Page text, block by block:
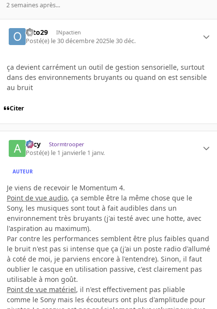
2 semaines après...
otto29 INpactien
Posté(e) le 30 décembre 2025le 30 déc.
ça devient carrément un outil de gestion sensorielle, surtout
dans des environnements bruyants ou quand on est sensible
au bruit
Citer
Arcy Stormtrooper
Posté(e) le 1 janvierle 1 janv.
AUTEUR
Je viens de recevoir le Momentum 4.
Point de vue audio, ça semble être la même chose que le
Sony, les musiques sont tout à fait audibles dans un
environnement très bruyants (j'ai testé avec une hotte, avec
l'aspiration au maximum).
Par contre les performances semblent être plus faibles quand
le bruit n'est pas si intense que ça (j'ai un poste radio d'allumé
à coté de moi, je parviens encore à l'entendre). Sinon, il faut
oublier le casque en utilisation passive, c'est clairement pas
utilisable à mon goût.
Point de vue matériel, il n'est effectivement pas pliable
comme le Sony mais les écouteurs ont plus d'amplitude pour